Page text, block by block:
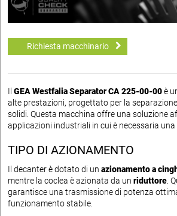
Richiesta macchinario
Il GEA Westfalia Separator CA 225-00-00è
alte prestazioni, progettato per la
solidi. Questa macchina offre una soluzione
applicazioni industriali in cui è necessaria
TIPO DI AZIONAMENTO
Il decanter è dotato di un azionamento a
mentre la coclea è azionata da un riduttore.
garantisce una trasmissione di potenza
funzionamento stabile.